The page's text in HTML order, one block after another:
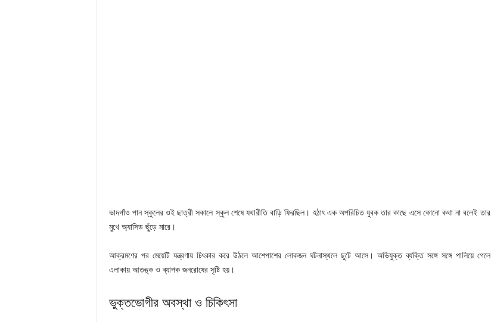
ভাদগাঁও পান স্কুলের ওই ছাত্রী সকালে স্কুল শেষে যথারীতি বাড়ি ফিরছিল। হঠাৎ এক অপরিচিত যুবক তার কাছে এসে কোনো কথা না বলেই তার
মুখে অ্যাসিড ছুঁড়ে মারে।
আক্রমণের পর মেয়েটি যন্ত্রণায় চিৎকার করে উঠলে আশেপাশের লোকজন ঘটনাস্থলে ছুটে আসে। অভিযুক্ত ব্যক্তি সঙ্গে সঙ্গে পালিয়ে গেলে
এলাকায় আতঙ্ক ও ব্যাপক জনরোষের সৃষ্টি হয়।
ভুক্তভোগীর অবস্থা ও চিকিৎসা